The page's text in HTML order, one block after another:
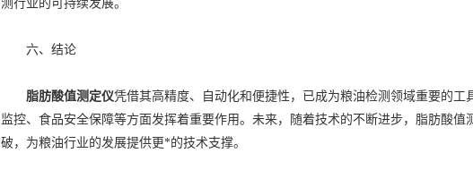
测行业的可持续发展。
六、结论
脂肪酸值测定仪凭借其高精度、自动化和便捷性，已成为粮油检测领域重要的
监控、食品安全保障等方面发挥着重要作用。未来，随着技术的不断进步，脂肪酸
破，为粮油行业的发展提供更*的技术支撑。